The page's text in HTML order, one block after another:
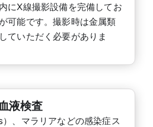
にX線撮影設備を完備してお
可能です。撮影時は金属類
ていただく必要がありま
血液検査
、マラリアなどの感染症ス